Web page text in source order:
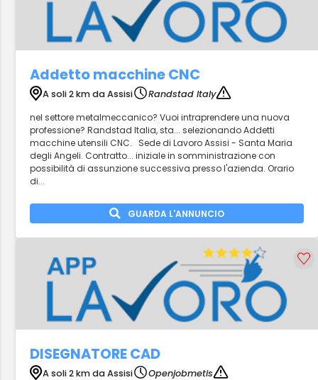
Addetto macchine CNC
A soli 2 km da Assisi
Randstad Italy
nel settore metalmeccanico? Vuoi intraprendere una nuova
professione? Randstad Italia, sta... selezionando Addetti
macchine utensili CNC. Sede di Lavoro Assisi - Santa Maria
degli Angeli. Contratto... iniziale in somministrazione con
possibilità di assunzione successiva presso l'azienda. Orario
di...
GUARDA L'ANNUNCIO
DISEGNATORE CAD
A soli 2 km da Assisi
Openjobmetis